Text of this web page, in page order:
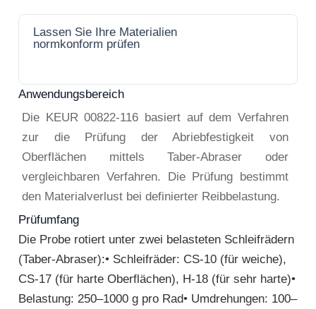
Lassen Sie Ihre Materialien
normkonform prüfen
Anwendungsbereich
Die KEUR 00822-116 basiert auf dem Verfahren
zur die Prüfung der Abriebfestigkeit von
Oberflächen mittels Taber-Abraser oder
vergleichbaren Verfahren. Die Prüfung bestimmt
den Materialverlust bei definierter Reibbelastung.
Prüfumfang
Die Probe rotiert unter zwei belasteten Schleifrädern
(Taber-Abraser):• Schleifräder: CS-10 (für weiche),
CS-17 (für harte Oberflächen), H-18 (für sehr harte)•
Belastung: 250–1000 g pro Rad• Umdrehungen: 100–